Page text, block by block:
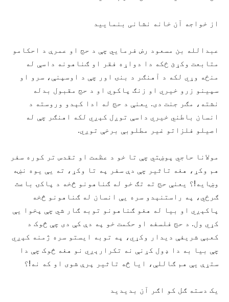
از خواجه آن خانه نشانی بنماييد
عبدالله بن مسعود رض فرمايي چې د حج او عمرې د احکامو
متابعت وکړئ ځکه دا دواړه فقر او ګناهونه داسې له
منځه وړي لکه د آهنګر د بنۍ اور چې د اوسپنې، سرو او
سپينو زرو خيري او زنګ پاکوي او د حج مقبول بدله
نشته، مګر جنت دی. يعنې د حج له ادا کېدو وروسته د
انسان باطني خيري داسې توږل کېږي لکه اهنګر چې له
اصيلو فلزاتو غير مطلوبې برخې توږي.
مولانا حاجي پوښتي چې تا خو د عظمت او تقدس تر کوره سفر
هم وکړ، هغه تاثير چې دې سفر په تا وکړ، ته يې يوه نښه
وښايه!؟ يعنې حج ته تګ خو له ګناهونو څخه د پاکۍ باعث
ګرځي، په راستنېدو سره يې انسان له ګناهونو څخه
پاکېږي او بيا له هغو ګناهونو توبه ګار شي چې پخوا يې
کړي ول. د حج فلسفه او حکمت خو په دې کې دی چې څوک د
کعبې شريفې ديدار وکړي، په توبه ايستو سره ژمنه کېږي
چې بيا به دا ډول کړنې نه تکرارېږي نو هغه څوک چې دا
ستړې يې هم ګاللې، ايا څه تاثير پرې شوی او که نه!؟
يک دسته ګل کو اګر آن بديديد